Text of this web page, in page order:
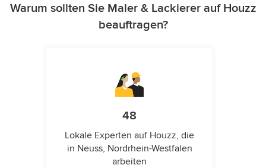
Warum sollten Sie Maler & Lackierer auf Houzz
beauftragen?
48
Lokale Experten auf Houzz, die
in Neuss, Nordrhein-Westfalen
arbeiten